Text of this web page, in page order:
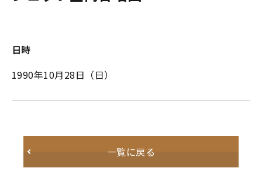
日時
1990年10月28日（日）
一覧に戻る